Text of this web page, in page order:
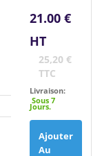
21.00 €
HT
25,20 €
TTC
Livraison:
Sous 7
Jours.
Ajouter
Au